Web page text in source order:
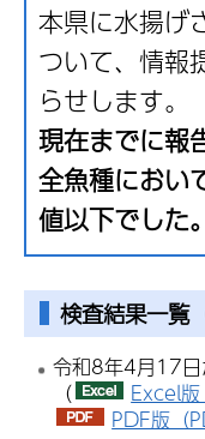
本県に水揚げ
ついて、情報
らせします。
現在までに報
全魚種におい
値以下でした。
検査結果一覧
令和8年4月17
（
Excel版
PDF版（